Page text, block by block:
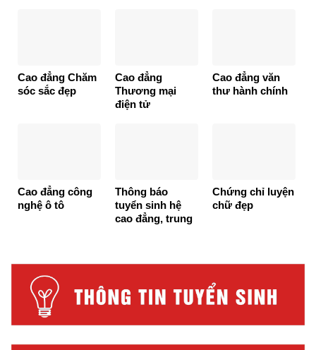
Cao đẳng Chăm
sóc sắc đẹp
Cao đẳng
Thương mại
điện tử
Cao đẳng văn
thư hành chính
Cao đẳng công
nghệ ô tô
Thông báo
tuyển sinh hệ
cao đẳng, trung
Chứng chỉ luyện
chữ đẹp